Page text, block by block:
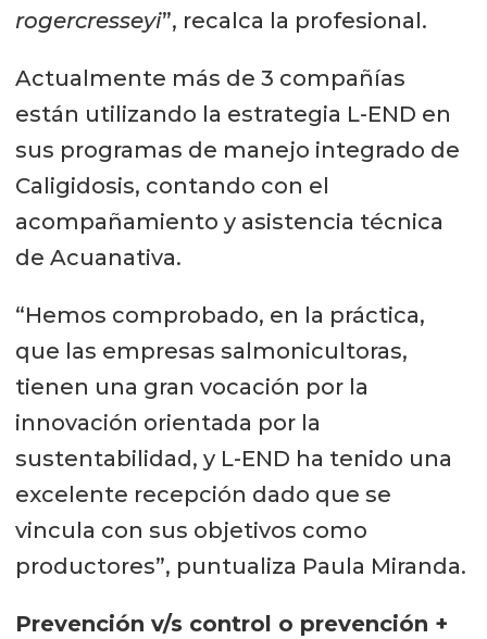
rogercresseyi”, recalca la profesional.
Actualmente más de 3 compañías
están utilizando la estrategia L-END en
sus programas de manejo integrado de
Caligidosis, contando con el
acompañamiento y asistencia técnica
de Acuanativa.
“Hemos comprobado, en la práctica,
que las empresas salmonicultoras,
tienen una gran vocación por la
innovación orientada por la
sustentabilidad, y L-END ha tenido una
excelente recepción dado que se
vincula con sus objetivos como
productores”, puntualiza Paula Miranda.
Prevención v/s control o prevención +